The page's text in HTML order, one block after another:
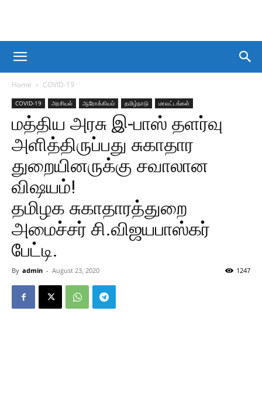
Home COVID-19
COVID-19 அரசியல் ஆரோக்கியம் தமிழ்நாடு மாவட்டங்கள்
மத்திய அரசு இ-பாஸ் தளர்வு
அளித்திருப்பது சுகாதார
துறையினருக்கு சவாலான
விஷயம்!
தமிழக சுகாதாரத்துறை
அமைச்சர் சி.விஜயபாஸ்கர்
பேட்டி.
By admin - August 23, 2020 1247